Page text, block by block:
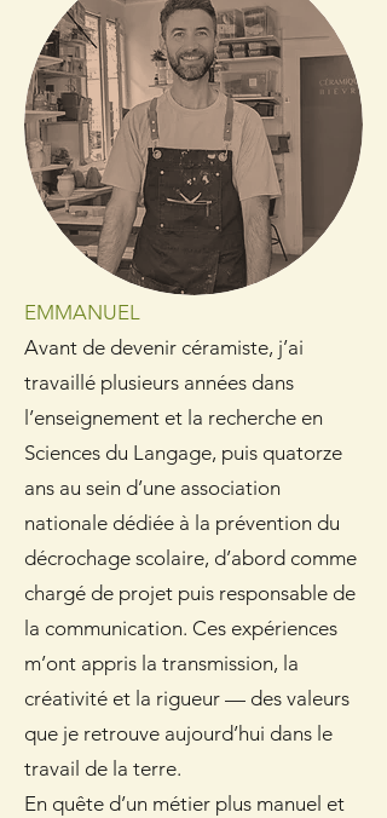
EMMANUEL
Avant de devenir céramiste, j’ai
travaillé plusieurs années dans
l’enseignement et la recherche en
Sciences du Langage, puis quatorze
ans au sein d’une association
nationale dédiée à la prévention du
décrochage scolaire, d’abord comme
chargé de projet puis responsable de
la communication. Ces expériences
m’ont appris la transmission, la
créativité et la rigueur — des valeurs
que je retrouve aujourd’hui dans le
travail de la terre.
En quête d’un métier plus manuel et